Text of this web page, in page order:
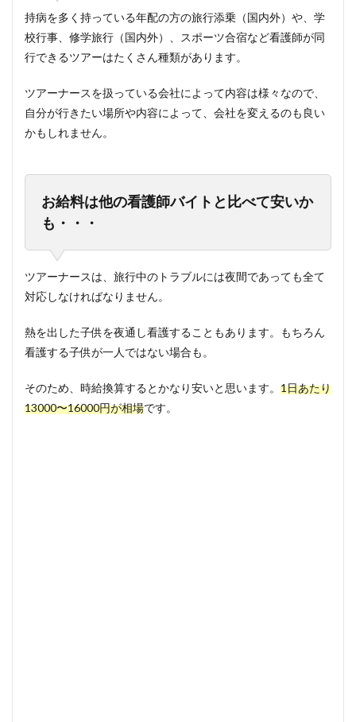
持病を多く持っている年配の方の旅行添乗（国内外）や、学
校行事、修学旅行（国内外）、スポーツ合宿など看護師が同
行できるツアーはたくさん種類があります。
ツアーナースを扱っている会社によって内容は様々なので、
自分が行きたい場所や内容によって、会社を変えるのも良い
かもしれません。
お給料は他の看護師バイトと比べて安いか
も・・・
ツアーナースは、旅行中のトラブルには夜間であっても全て
対応しなければなりません。
熱を出した子供を夜通し看護することもあります。もちろん
看護する子供が一人ではない場合も。
そのため、時給換算するとかなり安いと思います。 1日あたり
13000〜16000円が相場です。